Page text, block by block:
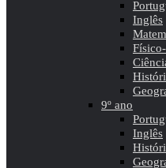
Inglês
9º ano
Inglês